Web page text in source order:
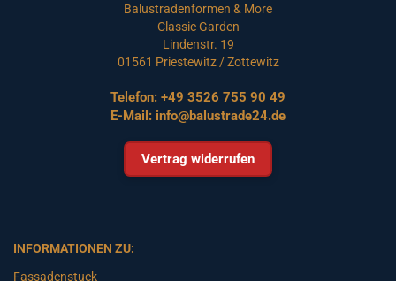
Balustradenformen & More
Classic Garden
Lindenstr. 19
01561 Priestewitz / Zottewitz
Telefon: +49 3526 755 90 49
E-Mail: info@balustrade24.de
Vertrag widerrufen
INFORMATIONEN ZU:
Fassadenstuck